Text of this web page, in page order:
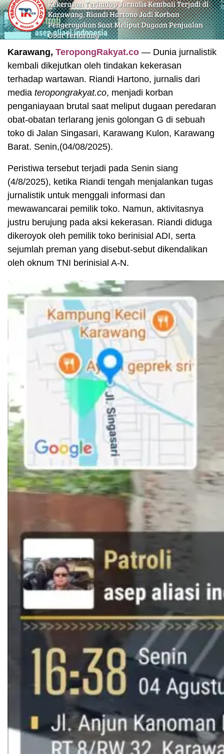
Karawang, TeropongRakyat.co — Dunia jurnalistik
kembali dikejutkan oleh tindakan kekerasan
terhadap wartawan. Riandi Hartono, jurnalis dari
media teropongrakyat.co, menjadi korban
penganiayaan brutal saat meliput dugaan peredaran
obat-obatan terlarang jenis golongan G di sebuah
toko di Jalan Singasari, Karawang Kulon, Karawang
Barat. Senin,(04/08/2025).
Peristiwa tersebut terjadi pada Senin siang
(4/8/2025), ketika Riandi tengah menjalankan tugas
jurnalistik untuk menggali informasi dan
mewawancarai pemilik toko. Namun, aktivitasnya
justru berujung pada aksi kekerasan. Riandi diduga
dikeroyok oleh pemilik toko berinisial ADI, serta
sejumlah preman yang disebut-sebut dikendalikan
oleh oknum TNI berinisial A-N.